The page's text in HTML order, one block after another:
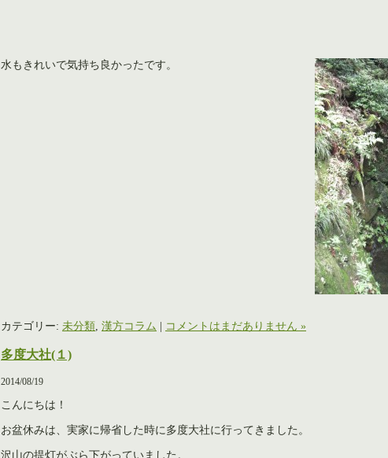
水もきれいで気持ち良かったです。
カテゴリー: 未分類 漢方コラム コメントはまだありません »
多度大社(１)
2014/08/19
こんにちは！
お盆休みは、実家に帰省した時に多度大社に行ってきました。
沢山の提灯がぶら下がっていました。